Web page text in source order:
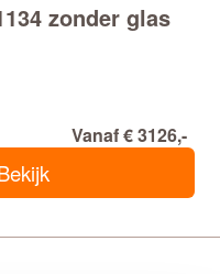
zonder glas
Vanaf € 3126,-